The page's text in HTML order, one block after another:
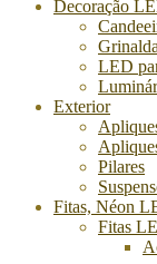
Decoração
LED
Exterior
Pilares
Fitas, Néon
Fitas